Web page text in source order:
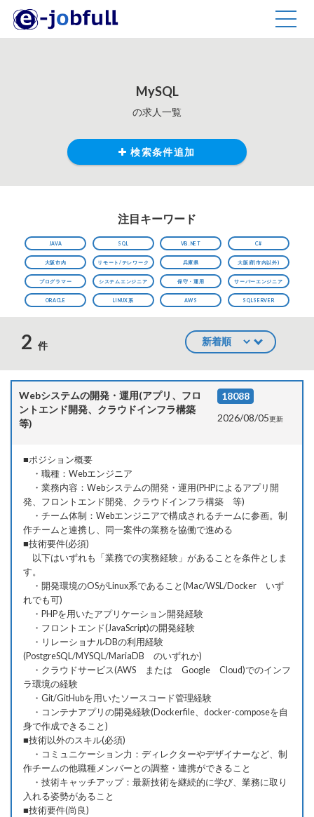
MySQL
の求人一覧
検索条件追加
注目キーワード
JAVA SQL VB.NET C#
大阪市内 リモート/テレワーク 兵庫県 大阪府(市内以外)
プログラマー システムエンジニア 保守・運用 サーバーエンジニア
ORACLE LINUX系 AWS SQLSERVER
2 件
Webシステムの開発・運用(アプリ、フロ
ントエンド開発、クラウドインフラ構築
等)
18088
2026/08/05更新
■ポジション概要
・職種：Webエンジニア
・業務内容：Webシステムの開発・運用(PHPによるアプリ開
発、フロントエンド開発、クラウドインフラ構築 等)
・チーム体制：Webエンジニアで構成されるチームに参画。制
作チームと連携し、同一案件の業務を協働で進める
■技術要件(必須)
以下はいずれも「業務での実務経験」があることを条件としま
す。
・開発環境のOSがLinux系であること(Mac/WSL/Docker いず
れでも可)
・PHPを用いたアプリケーション開発経験
・フロントエンド(JavaScript)の開発経験
・リレーショナルDBの利用経験
(PostgreSQL/MYSQL/MariaDB のいずれか)
・クラウドサービス(AWS または Google Cloud)でのインフ
ラ環境の経験
・Git/GitHubを用いたソースコード管理経験
・コンテナアプリの開発経験(Dockerfile、docker-composeを自
身で作成できること)
■技術以外のスキル(必須)
・コミュニケーション力：ディレクターやデザイナーなど、制
作チームの他職種メンバーとの調整・連携ができること
・技術キャッチアップ：最新技術を継続的に学び、業務に取り
入れる姿勢があること
■技術要件(尚良)